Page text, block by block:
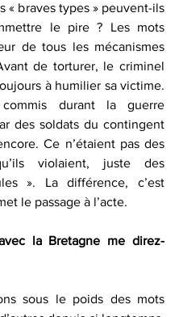
« braves types » peuvent-ils
le pire ? Les mots
de tous les mécanismes
de torturer, le criminel
à humilier sa victime.
durant la guerre
des soldats du contingent
Ce n’étaient pas des
violaient, juste des
». La différence, c’est
le passage à l’acte.
la Bretagne me direz-
sous le poids des mots